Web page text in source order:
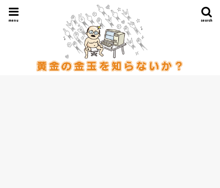
search
menu